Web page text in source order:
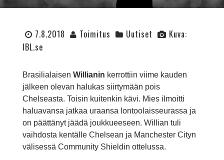
7.8.2018 Toimitus Uutiset
Kuva:
IBL.se
Brasilialaisen Willianin kerrottiin viime kauden
jälkeen olevan halukas siirtymään pois
Chelseasta. Toisin kuitenkin kävi. Mies ilmoitti
haluavansa jatkaa uraansa lontoolaisseurassa ja
on päättänyt jäädä joukkueeseen. Willian tuli
vaihdosta kentälle Chelsean ja Manchester Cityn
välisessä Community Shieldin ottelussa.